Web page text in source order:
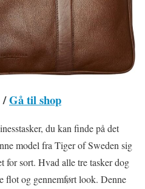
/Gå til shop
du kan finde på det
model fra Tiger of Sweden sig
for sort. Hvad alle tre tasker dog
flot og gennemført look. Denne